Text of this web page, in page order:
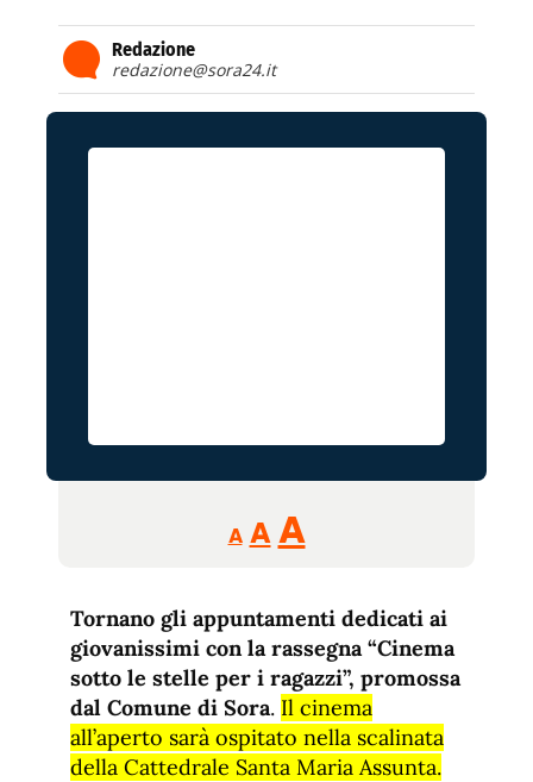
Redazione
redazione@sora24.it
A
Reducir
tamaño
A Restablecer
tamaño
fuente
AAumentar
de
fuente.
Tornano gli appuntamenti dedicati ai
giovanissimi con la rassegna “Cinema
sotto le stelle per i ragazzi”, promossa
dal Comune di Sora. Il cinema
all’aperto sarà ospitato nella scalinata
della Cattedrale Santa Maria Assunta.